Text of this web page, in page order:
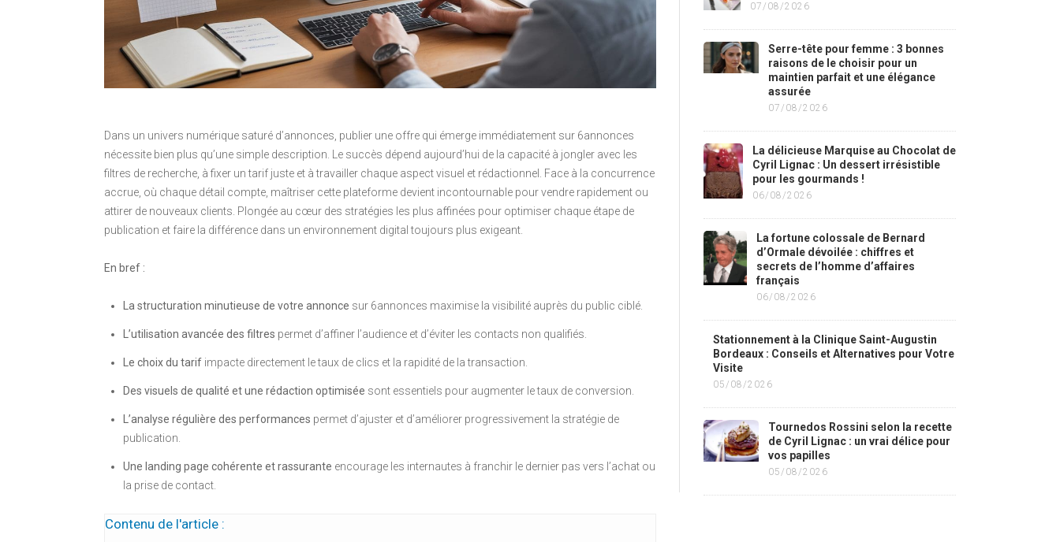
Dans un univers numérique saturé d’annonces, publier une offre qui émerge immédiatement sur 6annonces
nécessite bien plus qu’une simple description. Le succès dépend aujourd’hui de la capacité à jongler avec les
filtres de recherche, à fixer un tarif juste et à travailler chaque aspect visuel et rédactionnel. Face à la concurrence
accrue, où chaque détail compte, maîtriser cette plateforme devient incontournable pour vendre rapidement ou
attirer de nouveaux clients. Plongée au cœur des stratégies les plus affinées pour optimiser chaque étape de
publication et faire la différence dans un environnement digital toujours plus exigeant.
En bref :
La structuration minutieuse de votre annonce sur 6annonces maximise la visibilité auprès du public ciblé.
L’utilisation avancée des filtres permet d’affiner l’audience et d’éviter les contacts non qualifiés.
Le choix du tarif impacte directement le taux de clics et la rapidité de la transaction.
Des visuels de qualité et une rédaction optimisée sont essentiels pour augmenter le taux de conversion.
L’analyse régulière des performances permet d’ajuster et d’améliorer progressivement la stratégie de
publication.
Une landing page cohérente et rassurante encourage les internautes à franchir le dernier pas vers l’achat ou
la prise de contact.
Contenu de l'article :
07/08/2026
Serre-tête pour femme : 3 bonnes
raisons de le choisir pour un
maintien parfait et une élégance
assurée
07/08/2026
La délicieuse Marquise au Chocolat de
Cyril Lignac : Un dessert irrésistible
pour les gourmands !
06/08/2026
La fortune colossale de Bernard
d’Ormale dévoilée : chiffres et
secrets de l’homme d’affaires
français
06/08/2026
Stationnement à la Clinique Saint-Augustin
Bordeaux : Conseils et Alternatives pour Votre
Visite
05/08/2026
Tournedos Rossini selon la recette
de Cyril Lignac : un vrai délice pour
vos papilles
05/08/2026